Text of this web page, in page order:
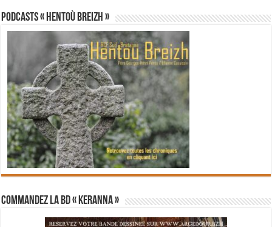
PODCASTS « Hentoù Breizh »
Commandez la BD « Keranna »